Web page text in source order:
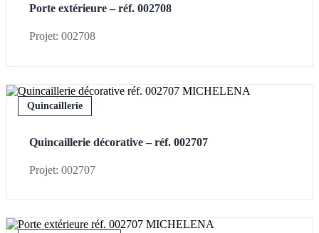
Porte extérieure – réf. 002708
Projet: 002708
Quincaillerie
Quincaillerie décorative – réf. 002707
Projet: 002707